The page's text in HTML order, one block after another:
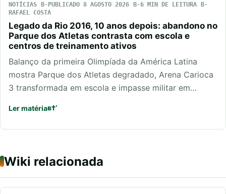
NOTÍCIAS PUBLICADO 8 AGOSTO 2026
6 MIN DE LEITURA
RAFAEL COSTA
Legado da Rio 2016, 10 anos depois: abandono no
Parque dos Atletas contrasta com escola e
centros de treinamento ativos
Balanço da primeira Olimpíada da América Latina
mostra Parque dos Atletas degradado, Arena Carioca
3 transformada em escola e impasse militar em…
Ler matéria
Wiki relacionada